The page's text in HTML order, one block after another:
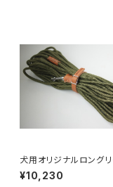
犬用オリジナルロング
m（中型犬・大型犬・超
け）【受注製作】
¥10,230